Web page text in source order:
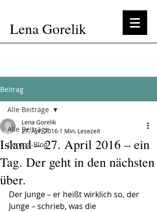
Lena Gorelik
Beitrag
Alle Beiträge
Corona-Blog
Alle Beiträge
Island – 27. April 2016 – ein
Tag. Der geht in den nächsten
über.
Lena Gorelik
27. Apr. 2016 1 Min. Lesezeit
Der Junge – er heißt wirklich so, der
Junge – schrieb, was die